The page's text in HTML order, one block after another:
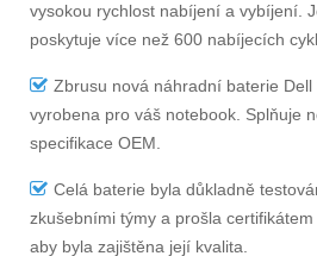
vysokou rychlost nabíjení a vybíjení.
poskytuje více než 600 nabíjecích
Zbrusu nová náhradní baterie
vyrobena pro váš notebook. Splňuje
specifikace OEM.
Celá baterie byla důkladně
zkušebními týmy a prošla
aby byla zajištěna její kvalita.